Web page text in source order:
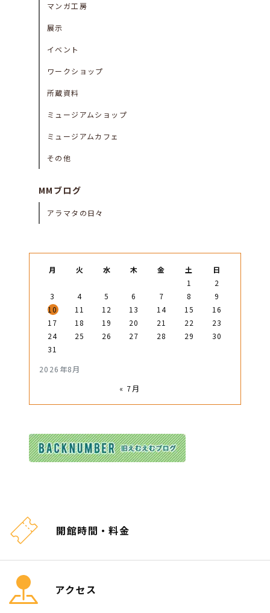
マンガ工房
展示
イベント
ワークショップ
所蔵資料
ミュージアムショップ
ミュージアムカフェ
その他
MMブログ
アラマタの日々
2026年8月
月 火 水 木 金 土
日
1
2
3
4 5 6 7 8
9
10
11 12 13 14 15
16
17
18 19 20 21 22
23
24
25 26 27 28 29
30
31
« 7月
開館時間・料金
アクセス